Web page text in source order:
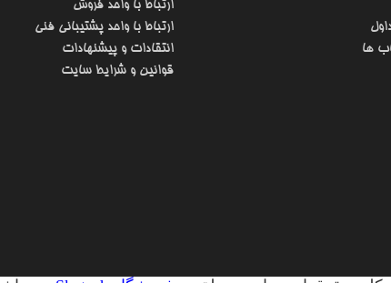
ارتباط با واحد فروش
ارتباط با واحد پشتیبانی فنی
انتقادات و پیشنهادات
قوانین و شرایط سایت
ها